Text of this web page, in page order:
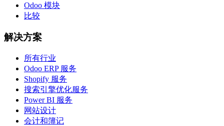
Odoo 模块
比较
解决方案
所有行业
Odoo ERP 服务
Shopify 服务
搜索引擎优化服务
Power BI 服务
网站设计
会计和簿记